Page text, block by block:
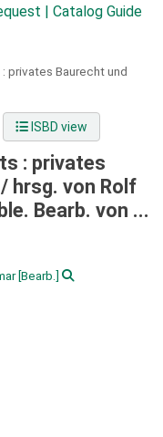
| Catalog Guide
privates Baurecht und
ISBD view
: privates
hrsg. von Rolf
Bearb. von ...
[Bearb.]